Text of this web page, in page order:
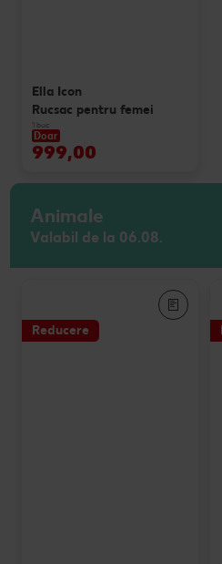
Ella Icon
Rucsac pentru femei
1 buc
Doar
999,00
Animale
Valabil de la 06.08.
Reducere